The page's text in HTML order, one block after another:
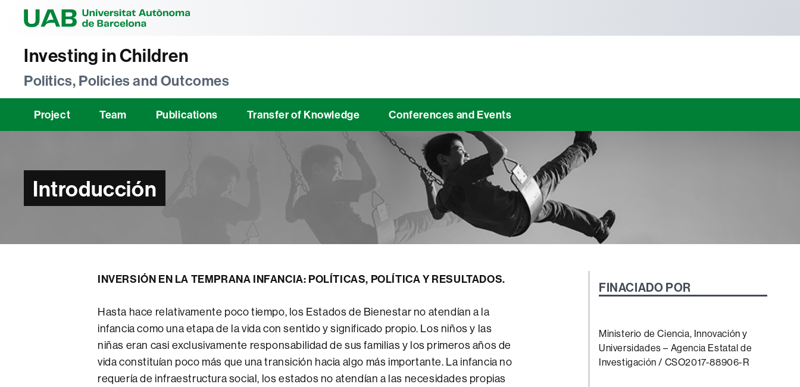
Investing in Children
Politics, Policies and Outcomes
Project Team Publications Transfer of Knowledge Conferences and Events
Introducción
INVERSIÓN EN LA TEMPRANA INFANCIA: POLÍTICAS, POLÍTICA Y RESULTADOS.
Hasta hace relativamente poco tiempo, los Estados de Bienestar no atendían a la
infancia como una etapa de la vida con sentido y significado propio. Los niños y las
niñas eran casi exclusivamente responsabilidad de sus familias y los primeros años de
vida constituían poco más que una transición hacia algo más importante. La infancia no
requería de infraestructura social, los estados no atendían a las necesidades propias
FINACIADO POR
Ministerio de Ciencia, Innovación y
Universidades – Agencia Estatal de
Investigación / CSO2017-88906-R